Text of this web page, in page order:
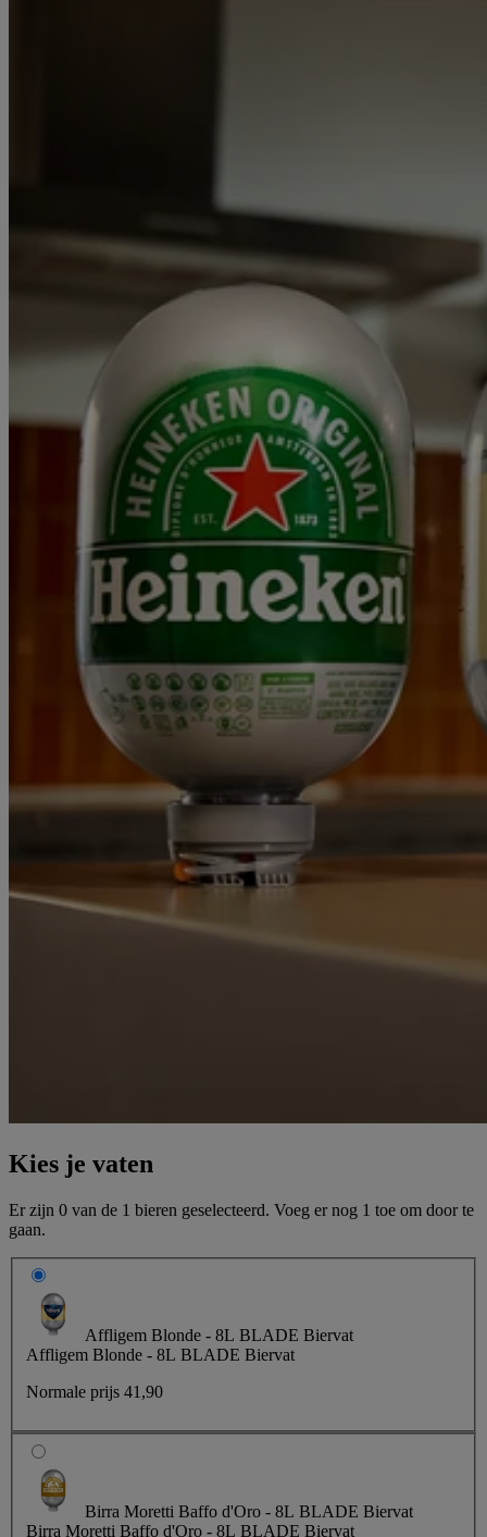
Kies je vaten
Er zijn 0 van de 1 bieren geselecteerd. Voeg er nog 1 toe om door te
gaan.
Affligem Blonde - 8L BLADE Biervat
Affligem Blonde - 8L BLADE Biervat
Normale prijs 41,90
Birra Moretti Baffo d'Oro - 8L BLADE Biervat
Birra Moretti Baffo d'Oro - 8L BLADE Biervat